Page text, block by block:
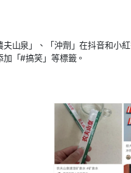
山泉」、「沖劑」在抖音和小
加「#搞笑」等標籤。